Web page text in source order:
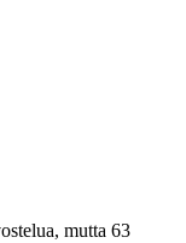
mutta 63